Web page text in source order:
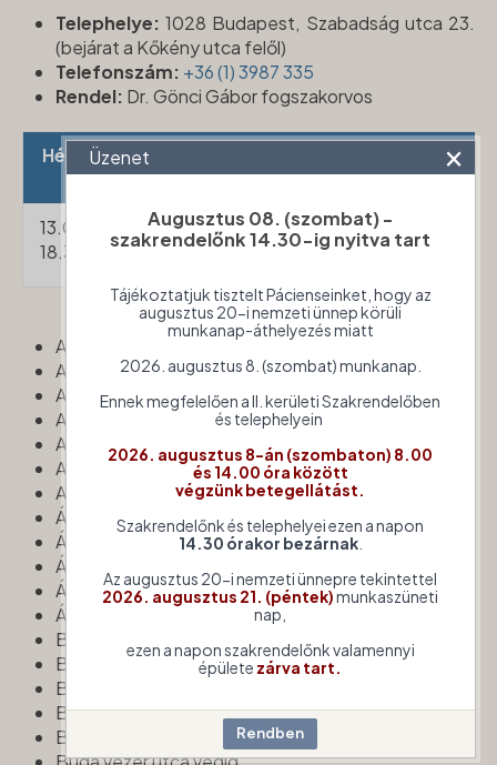
Telephelye:1028 Budapest, Szabadság utca 23.
(bejárat a Kőkény utca felől)
Telefonszám: +36 (1) 3987 335
Rendel: Dr. Gönci Gábor fogszakorvos
Hétfő Kedd
13.00-
18.30
7.30-
13.00
13.00-
18.30
7.30-13.00
Apáca utca végig
Arad utca mindkét oldal végig
Arany János utca végig
Aranybulla utca végig
Aszú köz végig
Aszú utca végig
Attila utca végig
Ábránd utca végig
Áchim András utca végig
Álmos vezér utca végig
Árpád tér végig
Árpád utca végig
Badacsony utca végig
Bajnok utca végig
Botond vezér utca végig
Bölény utca végig
Brassó utca végig
Üzenet ×
Augusztus 08. (szombat) -
szakrendelőnk 14.30-ig nyitva tart
Tájékoztatjuk tisztelt Pácienseinket, hogy az
augusztus 20-i nemzeti ünnep körüli
munkanap-áthelyezés miatt
2026. augusztus 8. (szombat) munkanap.
Ennek megfelelően a II. kerületi Szakrendelőben
és telephelyein
2026. augusztus 8-án (szombaton) 8.00
és 14.00 óra között
végzünk betegellátást.
Szakrendelőnk és telephelyei ezen a napon
14.30 órakor bezárnak.
Az augusztus 20-i nemzeti ünnepre tekintettel
2026. augusztus 21. (péntek)munkaszüneti
nap,
ezen a napon szakrendelőnk valamennyi
épülete zárva tart.